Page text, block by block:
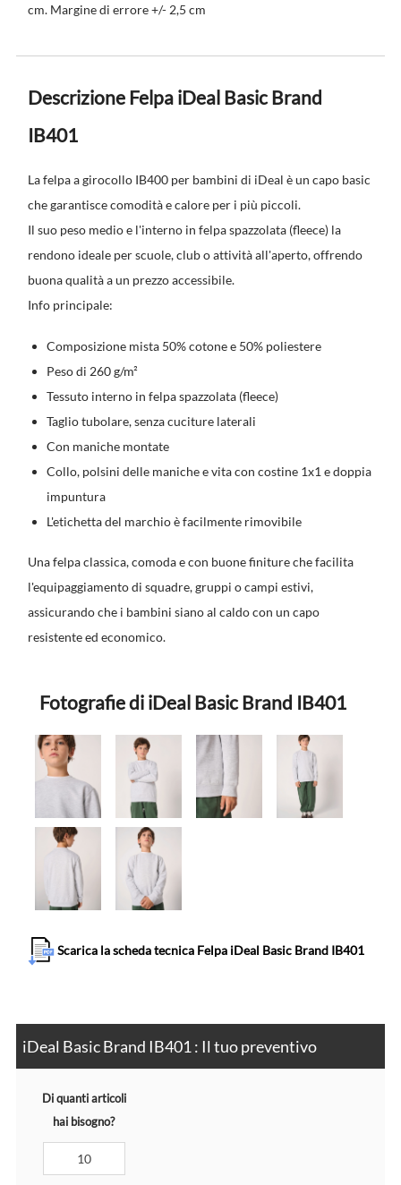
cm. Margine di errore +/- 2,5 cm
Descrizione Felpa iDeal Basic Brand
IB401
La felpa a girocollo IB400 per bambini di iDeal è un capo basic
che garantisce comodità e calore per i più piccoli.
Il suo peso medio e l'interno in felpa spazzolata (fleece) la
rendono ideale per scuole, club o attività all'aperto, offrendo
buona qualità a un prezzo accessibile.
Info principale:
Composizione mista 50% cotone e 50% poliestere
Peso di 260 g/m²
Tessuto interno in felpa spazzolata (fleece)
Taglio tubolare, senza cuciture laterali
Con maniche montate
Collo, polsini delle maniche e vita con costine 1x1 e doppia
impuntura
L'etichetta del marchio è facilmente rimovibile
Una felpa classica, comoda e con buone finiture che facilita
l'equipaggiamento di squadre, gruppi o campi estivi,
assicurando che i bambini siano al caldo con un capo
resistente ed economico.
Fotografie di iDeal Basic Brand IB401
Scarica la scheda tecnica Felpa iDeal Basic Brand IB401
iDeal Basic Brand IB401 : Il tuo preventivo
Di quanti articoli
hai bisogno?